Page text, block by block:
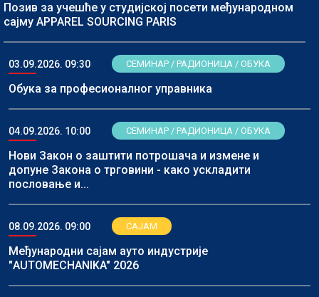
Позив за учешће у студијској посети међународном
сајму APPAREL SOURCING PARIS
03.09.2026. 09:30 СЕМИНАР / РАДИОНИЦА / ОБУКА
Обука за професионалног управника
04.09.2026. 10:00 СЕМИНАР / РАДИОНИЦА / ОБУКА
Нови Закон о заштити потрошача и измене и
допуне Закона о трговини - како ускладити
пословање и...
08.09.2026. 09:00 САЈАМ
Међународни сајам ауто индустрије
"AUTOMECHANIKA" 2026